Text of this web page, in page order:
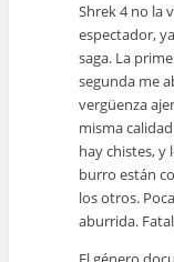
Shrek 4 no la
espectador,
saga. La
segunda me
vergüenza
misma
hay chistes, y
burro están
los otros.
aburrida.